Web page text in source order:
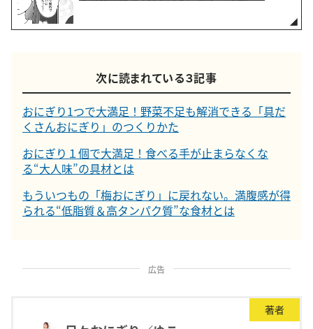
次に読まれている３記事
おにぎり1つで大満足！野菜不足も解消できる「具だ
くさんおにぎり」のつくりかた
おにぎり１個で大満足！食べる手が止まらなくな
る“大人味”の具材とは
もういつもの「梅おにぎり」に戻れない。満腹感が得
られる“低脂質＆高タンパク質”な食材とは
広告
著者